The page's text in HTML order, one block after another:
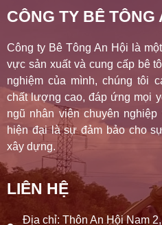
CÔNG TY BÊ TÔNG
Công ty Bê Tông An Hội là
vực sản xuất và cung cấp bê
nghiệm của mình, chúng tôi
chất lượng cao, đáp ứng mọi
ngũ nhân viên chuyên
hiện đại là sự đảm bảo cho
xây dựng.
LIÊN HỆ
Địa chỉ: Thôn An Hội Nam